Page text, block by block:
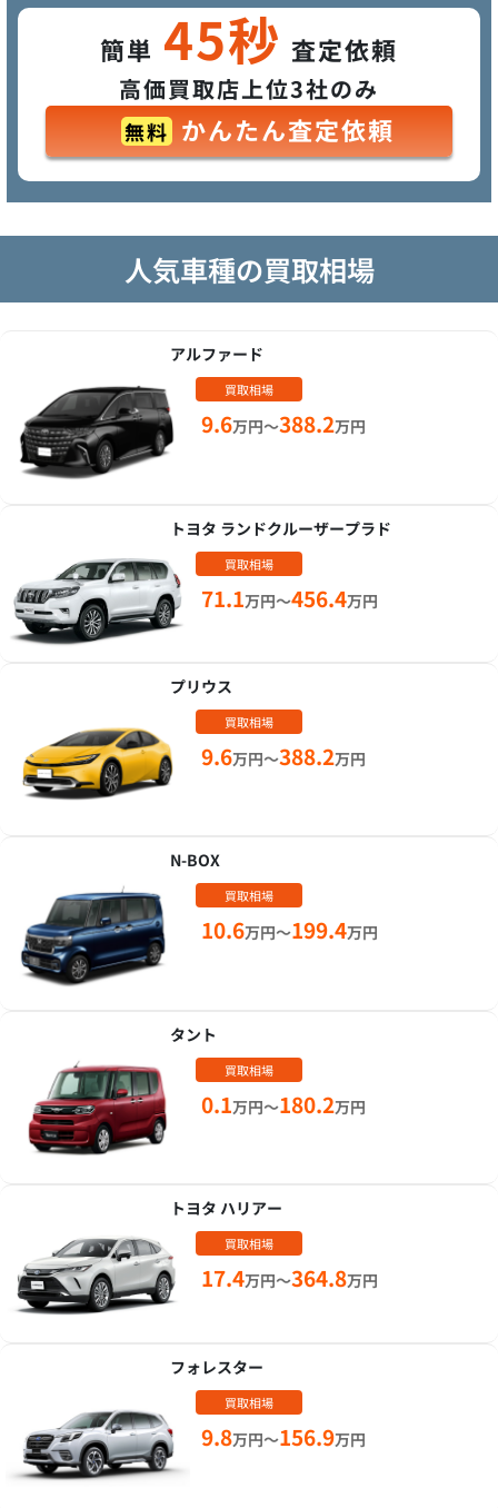
簡単 45秒 査定依頼
高価買取店上位3社のみ
無料 かんたん査定依頼
人気車種の買取相場
アルファード
買取相場
9.6万円～388.2万円
トヨタ ランドクルーザープラド
買取相場
71.1万円～456.4万円
プリウス
買取相場
9.6万円～388.2万円
N-BOX
買取相場
10.6万円～199.4万円
タント
買取相場
0.1万円～180.2万円
トヨタ ハリアー
買取相場
17.4万円～364.8万円
フォレスター
買取相場
9.8万円～156.9万円